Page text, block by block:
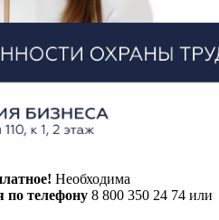
Необходима
по телефону 8 800 350 24 74 или